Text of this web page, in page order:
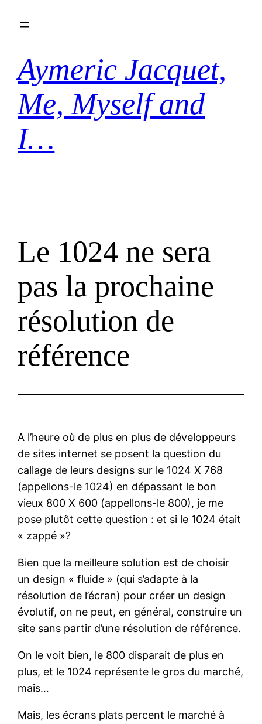
Aymeric Jacquet,
Me, Myself and
I…
Le 1024 ne sera
pas la prochaine
résolution de
référence
A l’heure où de plus en plus de développeurs
de sites internet se posent la question du
callage de leurs designs sur le 1024 X 768
(appellons-le 1024) en dépassant le bon
vieux 800 X 600 (appellons-le 800), je me
pose plutôt cette question : et si le 1024 était
« zappé »?
Bien que la meilleure solution est de choisir
un design « fluide » (qui s’adapte à la
résolution de l’écran) pour créer un design
évolutif, on ne peut, en général, construire un
site sans partir d’une résolution de référence.
On le voit bien, le 800 disparait de plus en
plus, et le 1024 représente le gros du marché,
mais…
Mais, les écrans plats percent le marché à